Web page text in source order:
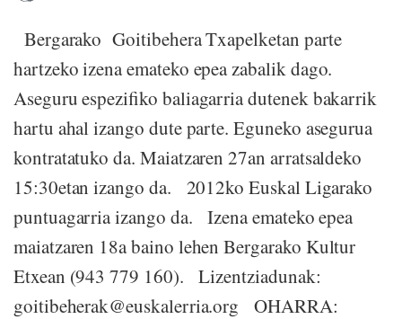
Bergarako Goitibehera Txapelketan parte
hartzeko izena emateko epea zabalik dago.
Aseguru espezifiko baliagarria dutenek bakarrik
hartu ahal izango dute parte. Eguneko asegurua
kontratatuko da. Maiatzaren 27an arratsaldeko
15:30etan izango da. 2012ko Euskal Ligarako
puntuagarria izango da. Izena emateko epea
maiatzaren 18a baino lehen Bergarako Kultur
Etxean (943 779 160). Lizentziadunak:
goitibeherak@euskalerria.org OHARRA: